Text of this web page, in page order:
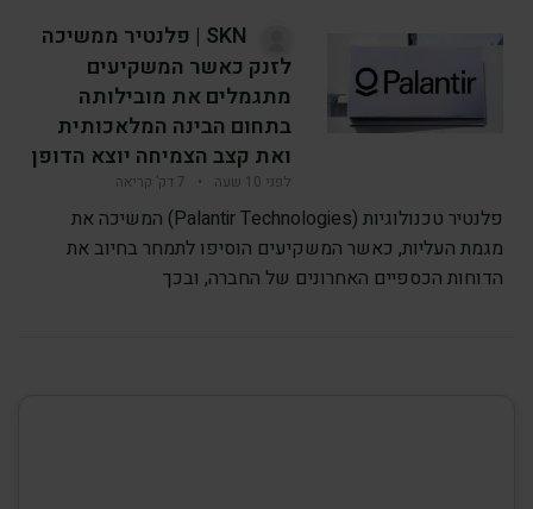
SKN | פלנטיר ממשיכה
לזנק כאשר המשקיעים
מתגמלים את מובילותה
בתחום הבינה המלאכותית
ואת קצב הצמיחה יוצא הדופן
לפני 10 שעה • 7 דק’ קריאה
פלנטיר טכנולוגיות (Palantir Technologies) המשיכה את
מגמת העליות, כאשר המשקיעים הוסיפו לתמחר בחיוב את
הדוחות הכספיים האחרונים של החברה, ובכך